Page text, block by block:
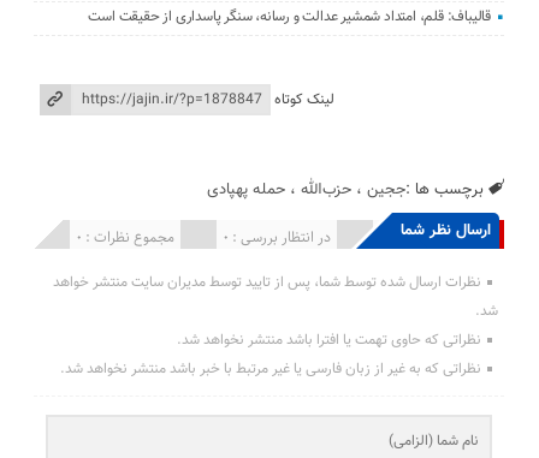
قالیباف: قلم، امتداد شمشیر عدالت و رسانه، سنگر پاسداری از حقیقت است
لینک کوتاه
برچسب ها :ججین ،حزب‌الله ،حمله پهپادی
ارسال نظر شما مجموع نظرات : 0 در انتظار بررسی : 0 انتشار یافته : 0
نظرات ارسال شده توسط شما، پس از تایید توسط مدیران سایت منتشر خواهد
شد.
نظراتی که حاوی تهمت یا افترا باشد منتشر نخواهد شد.
نظراتی که به غیر از زبان فارسی یا غیر مرتبط با خبر باشد منتشر نخواهد شد.